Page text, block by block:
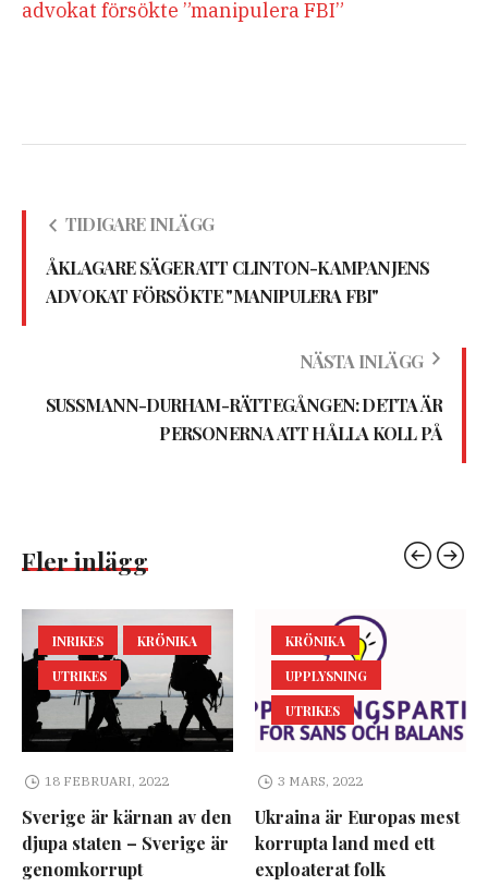
advokat försökte ”manipulera FBI”
TIDIGARE INLÄGG
ÅKLAGARE SÄGER ATT CLINTON-KAMPANJENS
ADVOKAT FÖRSÖKTE "MANIPULERA FBI"
NÄSTA INLÄGG
SUSSMANN-DURHAM-RÄTTEGÅNGEN: DETTA ÄR
PERSONERNA ATT HÅLLA KOLL PÅ
Fler inlägg
INRIKES
KRÖNIKA
UTRIKES
18 FEBRUARI, 2022
Sverige är kärnan av den
djupa staten – Sverige är
genomkorrupt
KRÖNIKA
UPPLYSNING
UTRIKES
3 MARS, 2022
Ukraina är Europas mest
korrupta land med ett
exploaterat folk